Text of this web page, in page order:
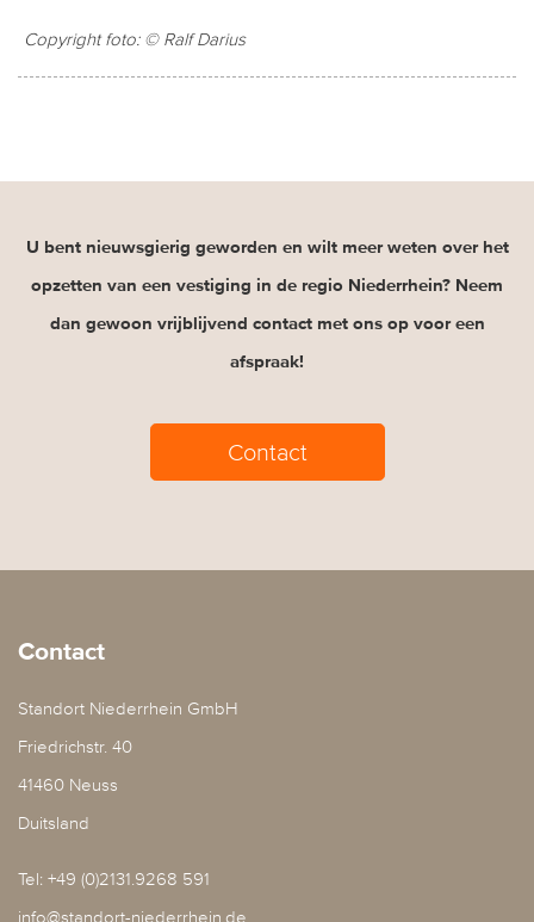
Copyright foto: © Ralf Darius
U bent nieuwsgierig geworden en wilt meer weten over het
opzetten van een vestiging in de regio Niederrhein? Neem
dan gewoon vrijblijvend contact met ons op voor een
afspraak!
Contact
Contact
Standort Niederrhein GmbH
Friedrichstr. 40
41460 Neuss
Duitsland
Tel: +49 (0)2131.9268 591
info@standort-niederrhein.de